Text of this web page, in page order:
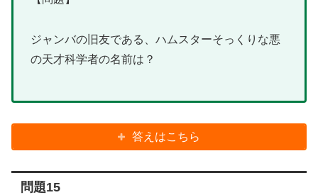
ジャンバの旧友である、ハムスターそっくりな悪
の天才科学者の名前は？
答えはこちら
問題15